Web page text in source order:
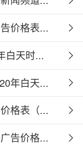
价格表...
白天时...
年白天...
格表（...
告价格...